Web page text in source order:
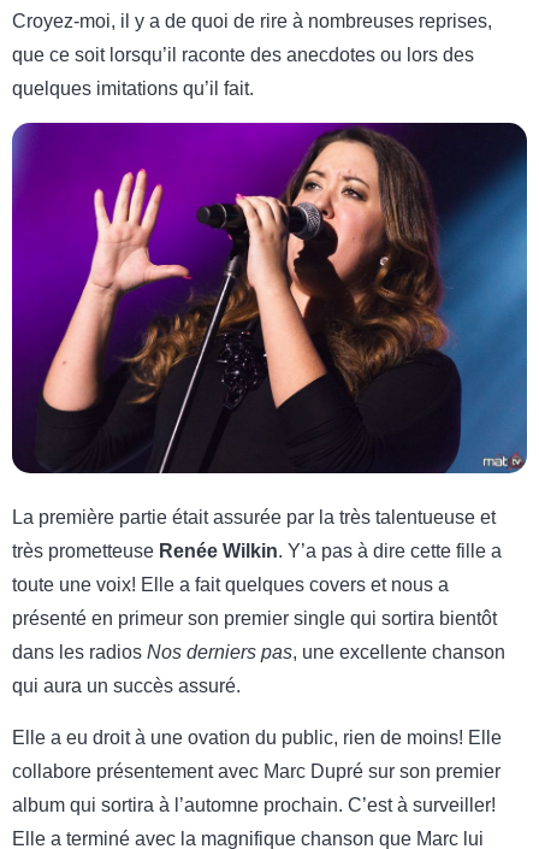
Croyez-moi, il y a de quoi de rire à nombreuses reprises,
que ce soit lorsqu’il raconte des anecdotes ou lors des
quelques imitations qu’il fait.
La première partie était assurée par la très talentueuse et
très prometteuse Renée Wilkin. Y’a pas à dire cette fille a
toute une voix! Elle a fait quelques covers et nous a
présenté en primeur son premier single qui sortira bientôt
dans les radios Nos derniers pas, une excellente chanson
qui aura un succès assuré.
Elle a eu droit à une ovation du public, rien de moins! Elle
collabore présentement avec Marc Dupré sur son premier
album qui sortira à l’automne prochain. C’est à surveiller!
Elle a terminé avec la magnifique chanson que Marc lui